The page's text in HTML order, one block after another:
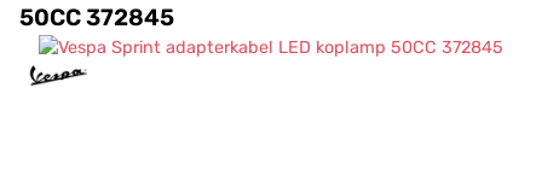
50CC 372845